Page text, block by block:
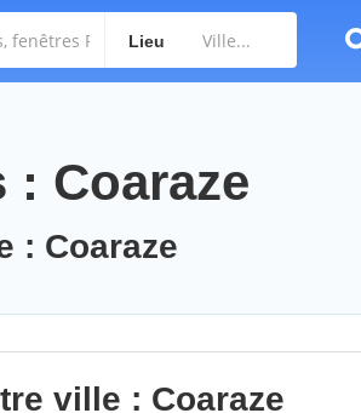
Lieu
Coaraze
: Coaraze
ville : Coaraze